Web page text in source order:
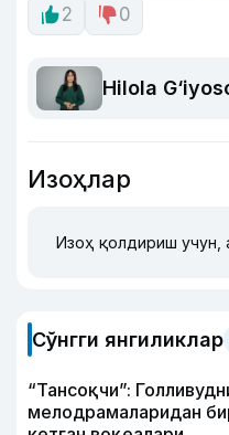
2
0
Hilola
Изоҳлар
Изоҳ қолдириш учун,
Сўнгги янгиликлар
“Тансоқчи”:
мелодрамаларидан